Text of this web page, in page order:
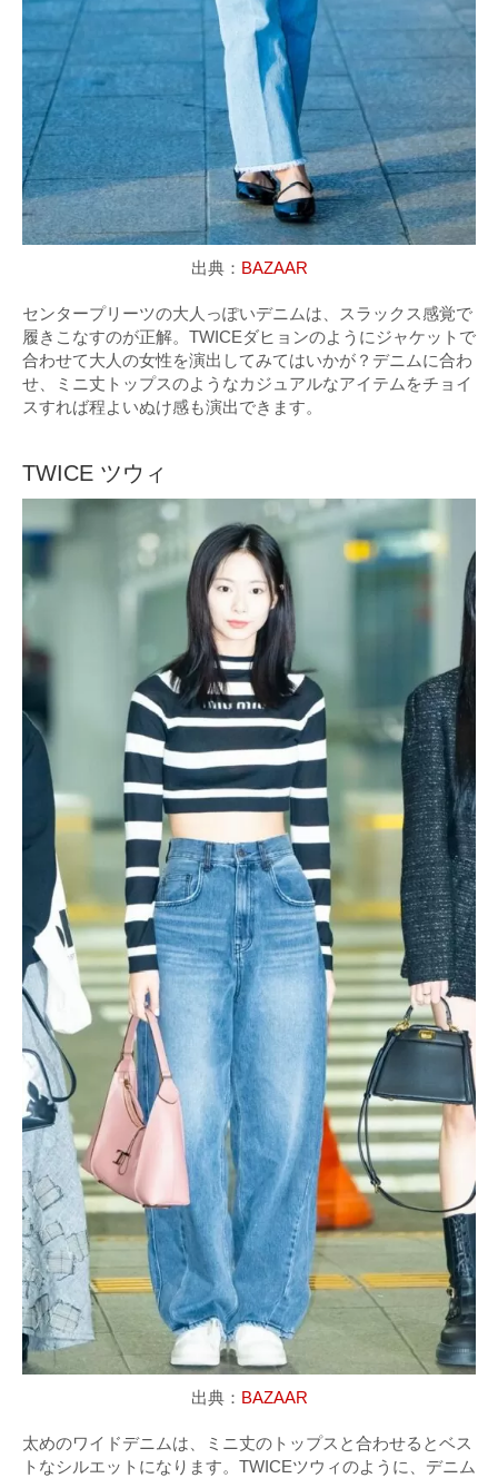
出典： BAZAAR
センタープリーツの大人っぽいデニムは、スラックス感覚で
履きこなすのが正解。TWICEダヒョンのようにジャケットで
合わせて大人の女性を演出してみてはいかが？デニムに合わ
せ、ミニ丈トップスのようなカジュアルなアイテムをチョイ
スすれば程よいぬけ感も演出できます。
TWICE ツウィ
出典： BAZAAR
太めのワイドデニムは、ミニ丈のトップスと合わせるとベス
トなシルエットになります。TWICEツウィのように、デニム